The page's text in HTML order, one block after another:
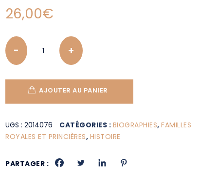
26,00€
Quantity
AJOUTER AU PANIER
UGS :2014076 CATÉGORIES : BIOGRAPHIES,FAMILLES
ROYALES ET PRINCIÈRES, HISTOIRE
PARTAGER :